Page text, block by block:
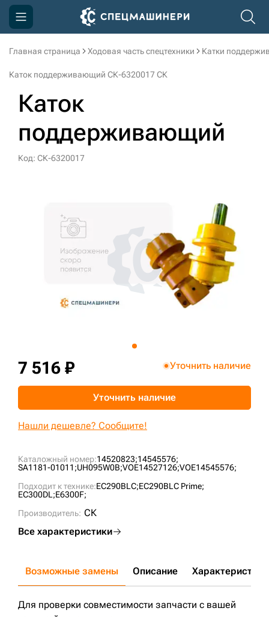
Главная страница Ходовая часть спецтехники Катки
Каток поддерживающий СК-6320017 СК
Каток
поддерживающий
Код: СК-6320017
Каталожный номер:14520823;14545576;
SA1181-01011;UH095W0B;VOE14527126;VOE14545576;
Подходит к технике:EC290BLC;EC290BLC Prime;
EC300DL;E6300F;
Производитель: СК
Все характеристики
7 516 ₽ Уточнить наличие
Уточнить наличие
Нашли дешевле? Сообщите!
Возможные замены Описание Характеристики
Для проверки совместимости запчасти с вашей
Компания
Доставка и оплата
Информация
Контакты
sksale@skdst.ru
+7 (499) 394-50-93